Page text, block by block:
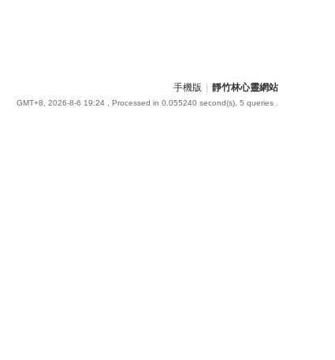
手機版 靜竹林心靈網站
GMT+8, 2026-8-6 19:24 , Processed in 0.055240 second(s), 5 queries .